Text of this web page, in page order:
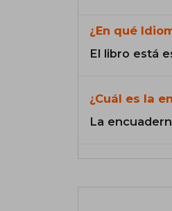
¿En qué
El libro está
¿Cuál es la
La